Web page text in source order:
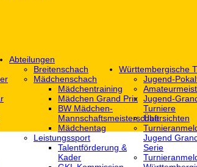
Abteilungen
Breitenschach
Mädchenschach
Mädchentraining
Mädchen Grand Prix
BW Mädchen-
Mannschaftsmeisterschaft
Mädchentag
Leistungssport
Talentförderung &
Kader
Württembergische
Jugend-
Jugend-
Turniere
Übersichten
Jugend
Serie